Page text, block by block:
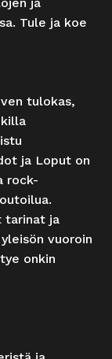
Tule ja koe
tulokas,
ja Loput on
rock-
tarinat ja
vuoroin
onkin